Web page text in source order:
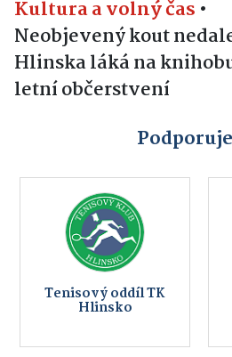
Kultura a volný čas •
Neobjevený kout
Hlinska láká na
letní občerstvení
Tenisový oddíl TK
Hlinsko